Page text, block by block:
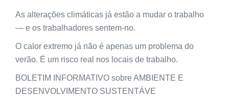
As alterações climáticas já estão a mudar o trabalho
— e os trabalhadores sentem-no.
O calor extremo já não é apenas um problema do
verão. É um risco real nos locais de trabalho.
BOLETIM INFORMATIVO sobre AMBIENTE E
DESENVOLVIMENTO SUSTENTÁVE